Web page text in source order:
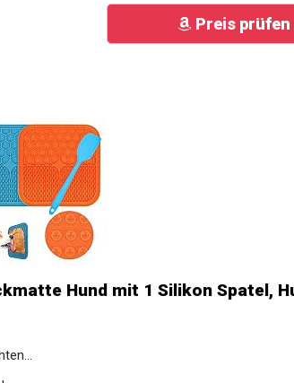
Preis prüfen
Hund mit 1 Silikon Spatel,